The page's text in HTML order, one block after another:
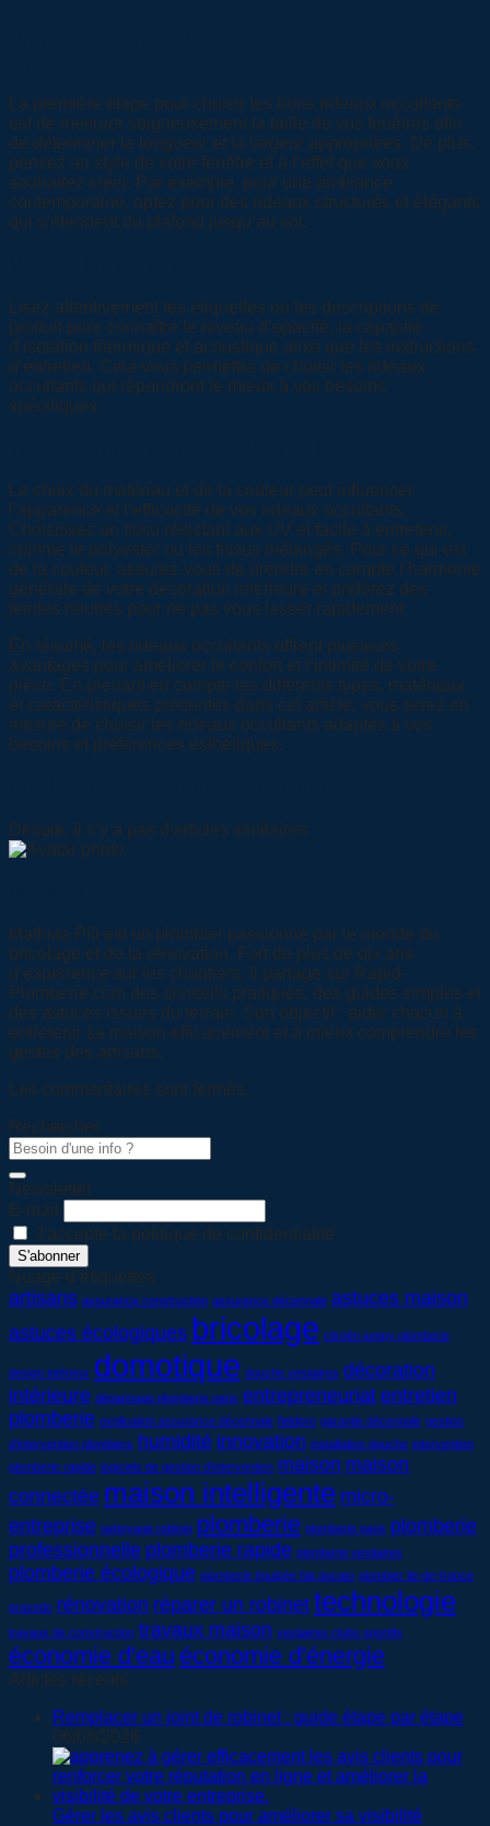
La première étape pour choisir les bons rideaux occultants
est de mesurer soigneusement la taille de vos fenêtres afin
de déterminer la longueur et la largeur appropriées. De plus,
pensez au style de votre fenêtre et à l’effet que vous
souhaitez créer. Par exemple, pour une ambiance
contemporaine, optez pour des rideaux structurés et élégants
qui s’étendent du plafond jusqu’au sol.
Lisez attentivement les étiquettes ou les descriptions de
produit pour connaître le niveau d’opacité, la capacité
d’isolation thermique et acoustique ainsi que les instructions
d’entretien. Cela vous permettra de choisir les rideaux
occultants qui répondront le mieux à vos besoins
spécifiques.
Le choix du matériau et de la couleur peut influencer
l’apparence et l’efficacité de vos rideaux occultants.
Choisissez un tissu résistant aux UV et facile à entretenir,
comme le polyester ou les tissus mélangés. Pour ce qui est
de la couleur, assurez-vous de prendre en compte l’harmonie
générale de votre décoration intérieure et préférez des
teintes neutres pour ne pas vous lasser rapidement.
En résumé, les rideaux occultants offrent plusieurs
avantages pour améliorer le confort et l’intimité de votre
pièce. En prenant en compte les différents types, matériaux
et caractéristiques présentés dans cet article, vous serez en
mesure de choisir les rideaux occultants adaptés à vos
besoins et préférences esthétiques.
Désolé, il n'y a pas d'articles similaires
Mathias Pili est un plombier passionné par le monde du
bricolage et de la rénovation. Fort de plus de dix ans
d’expérience sur les chantiers, il partage sur Rapid-
Plomberie.com des conseils pratiques, des guides simples et
des astuces issues du terrain. Son objectif : aider chacun à
entretenir sa maison efficacement et à mieux comprendre les
gestes des artisans.
Les commentaires sont fermés.
Rechercher
Newsletter
E-mail
J'accepte la politique de confidentialité
Nuage d’étiquettes
artisans assurance construction assurance décennale astuces maison
astuces écologiques bricolage citroën jumpy plomberie
design intérieur domotique douche vestiaires décoration
intérieure dépannage plomberie paris entrepreneuriat entretien
plomberie explication assurance décennale fieldpro garantie décennale gestion
d'intervention plombiers humidité innovation installation douche intervention
plomberie rapide logiciels de gestion d'intervention maison maison
connectée maison intelligente micro-
entreprise nettoyage robinet plomberie plomberie paris plomberie
professionnelle plomberie rapide plomberie vestiaires
plomberie écologique plomberie équipée fiat ducato plombier ile-de-france
praxedo rénovation réparer un robinet technologie
travaux de construction travaux maison vestiaires clubs sportifs
économie d'eau économie d'énergie
Articles récents
Remplacer un joint de robinet : guide étape par étape
06/08/2026
Gérer les avis clients pour améliorer sa visibilité